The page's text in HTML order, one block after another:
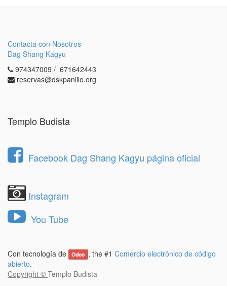
Contacta con Nosotros
Dag Shang Kagyu
974347009 / 671642443
reservas@dskpanillo.org
Templo Budista
Facebook Dag Shang Kagyu página oficial
Instagram
You Tube
Con tecnología de Odoo , the #1 Comercio electrónico de código
abierto.
Copyright © Templo Budista